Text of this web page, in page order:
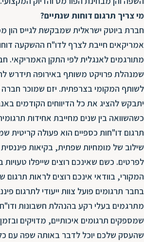
מי צריך תרגום דוחות שנתיים?
חברת ביוטק ישראלית שמבקשת לגייס הון
אמריקאים חייבת לצרף לדו"ח ההשקעה
מתורגמים לאנגלית לפי התקן האמריקאי.
שמנהלת פרויקט משותף באירופה תידרש
לשותף המקומי בצרפתית. יזם שמוכר
יתבקש להציג את כל הדיווחים הקודמים
כשהשוואה בין שנים מחייבת אחידות
תרגום דו"חות כספיים הוא פעולה קריטית
שילוב של מומחיות שפתית, בקיאות
לפרטים. כשם שאינכם רוצים שייפלו טעויות
המקורי, בוודאי אינכם רוצים לראות תרגום
בחבר תרגומים פועל צוות ייעודי לתרגום
מתרגמים בעלי רקע בהנהלת חשבונות
שמספקים תרגומים איכותיים, מדויקים
שהעסק שלכם יוכל לדבר באותה שפה עם